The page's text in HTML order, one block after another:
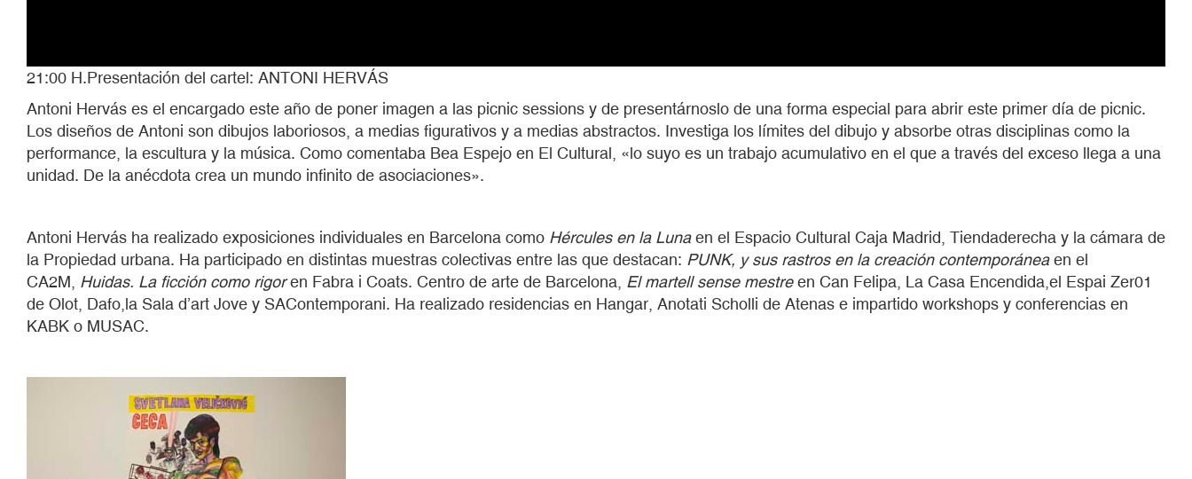
21:00 H.Presentación del cartel: ANTONI HERVÁS
Antoni Hervás es el encargado este año de poner imagen a las picnic sessions y de presentárnoslo de una forma especial para abrir este primer día de picnic.
Los diseños de Antoni son dibujos laboriosos, a medias figurativos y a medias abstractos. Investiga los límites del dibujo y absorbe otras disciplinas como la
performance, la escultura y la música. Como comentaba Bea Espejo en El Cultural, «lo suyo es un trabajo acumulativo en el que a través del exceso llega a una
unidad. De la anécdota crea un mundo infinito de asociaciones».
Antoni Hervás ha realizado exposiciones individuales en Barcelona como Hércules en la Lunaen el Espacio Cultural Caja Madrid, Tiendaderecha y la cámara de
la Propiedad urbana. Ha participado en distintas muestras colectivas entre las que destacan: PUNK, y sus rastros en la creación contemporáneaen el
CA2M, Huidas. La ficción como rigoren Fabra i Coats. Centro de arte de Barcelona, El martell sense mestreen Can Felipa, La Casa Encendida,el Espai Zer01
de Olot, Dafo,la Sala d’art Jove y SAContemporani. Ha realizado residencias en Hangar, Anotati Scholli de Atenas e impartido workshops y conferencias en
KABK o MUSAC.